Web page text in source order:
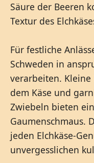
Säure der Beeren
Textur des
Für festliche
Schweden in
verarbeiten.
dem Käse und
Zwiebeln bieten
Gaumenschmaus.
jeden Elchkäse-
unvergesslichen